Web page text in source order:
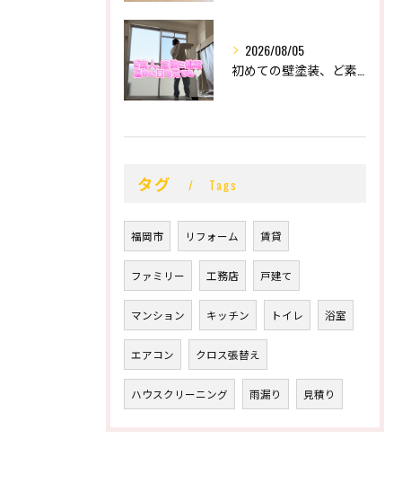
2026/08/05
初めての壁塗装、ど素人の末路。
タグ Tags
福岡市 リフォーム 賃貸
ファミリー 工務店 戸建て
マンション キッチン トイレ 浴室
エアコン クロス張替え
ハウスクリーニング 雨漏り 見積り